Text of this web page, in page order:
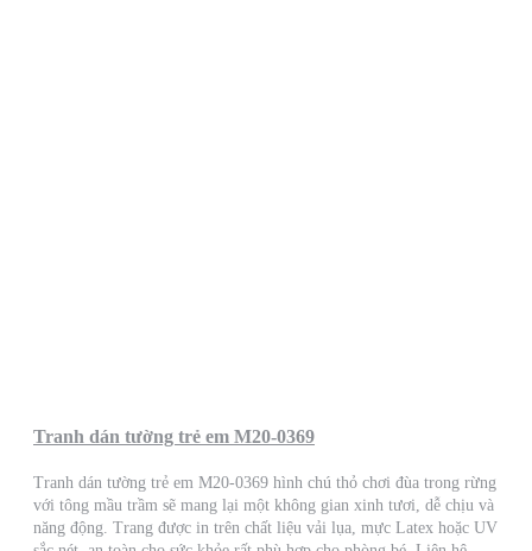
Tranh dán tường trẻ em M20-0369
Tranh dán tường trẻ em M20-0369 hình chú thỏ chơi đùa trong rừng
với tông mầu trầm sẽ mang lại một không gian xinh tươi, dễ chịu và
năng động. Trang được in trên chất liệu vải lụa, mực Latex hoặc UV